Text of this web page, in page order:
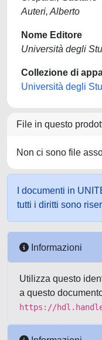
Auteri, Alberto
Nome Editore
Università degli
Collezione di
Università degli
File in questo
Non ci sono file
I documenti in
tutti i diritti sono
Informazioni
Utilizza questo
a questo
https://